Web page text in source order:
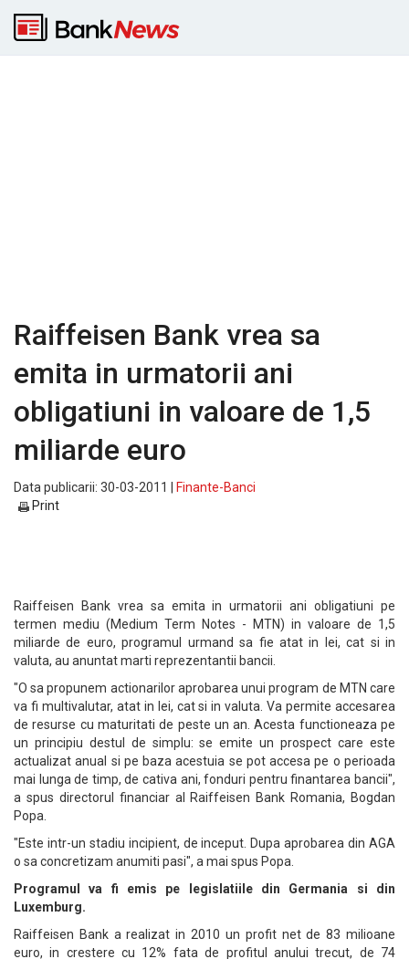
Raiffeisen Bank vrea sa
emita in urmatorii ani
obligatiuni in valoare de 1,5
miliarde euro
Data publicarii: 30-03-2011 |
Finante-Banci
Print
Raiffeisen Bank vrea sa emita in urmatorii ani obligatiuni pe
termen mediu (Medium Term Notes - MTN) in valoare de 1,5
miliarde de euro, programul urmand sa fie atat in lei, cat si in
valuta, au anuntat marti reprezentantii bancii.
"O sa propunem actionarilor aprobarea unui program de MTN care
va fi multivalutar, atat in lei, cat si in valuta. Va permite accesarea
de resurse cu maturitati de peste un an. Acesta functioneaza pe
un principiu destul de simplu: se emite un prospect care este
actualizat anual si pe baza acestuia se pot accesa pe o perioada
mai lunga de timp, de cativa ani, fonduri pentru finantarea bancii",
a spus directorul financiar al Raiffeisen Bank Romania, Bogdan
Popa.
"Este intr-un stadiu incipient, de inceput. Dupa aprobarea din AGA
o sa concretizam anumiti pasi", a mai spus Popa.
Programul va fi emis pe legislatiile din Germania si din
Luxemburg.
Raiffeisen Bank a realizat in 2010 un profit net de 83 milioane
euro, in crestere cu 12% fata de profitul anului trecut, de 74